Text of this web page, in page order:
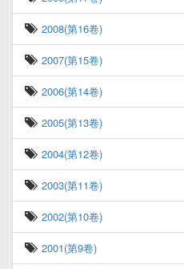
2008(第16卷)
2007(第15卷)
2006(第14卷)
2005(第13卷)
2004(第12卷)
2003(第11卷)
2002(第10卷)
2001(第9卷)